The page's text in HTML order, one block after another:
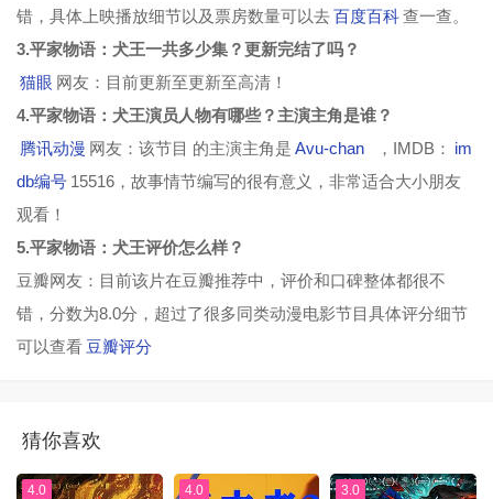
错，具体上映播放细节以及票房数量可以去百度百科查一查。
3.平家物语：犬王一共多少集？更新完结了吗？
猫眼 网友：目前更新至更新至高清！
4.平家物语：犬王演员人物有哪些？主演主角是谁？
腾讯动漫 网友：该节目 的主演主角是 Avu-chan ，IMDB： im
db编号 15516，故事情节编写的很有意义，非常适合大小朋友
观看！
5.平家物语：犬王评价怎么样？
豆瓣网友：目前该片在豆瓣推荐中，评价和口碑整体都很不
错，分数为8.0分，超过了很多同类动漫电影节目具体评分细节
可以查看 豆瓣评分
猜你喜欢
4.0 4.0 3.0